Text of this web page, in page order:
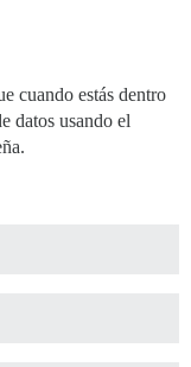
cuando estás dentro
datos usando el